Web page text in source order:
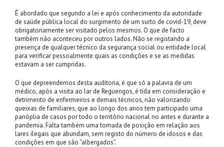
É abordado que segundo a lei e após conhecimento da autoridade
de saúde pública local do surgimento de um surto de covid-19, deve
obrigatoriamente ser visitado pelos mesmos. O que de facto
também não aconteceu por outros lados. Não se registando a
presença de qualquer técnico da segurança social ou entidade local
para verificar pessoalmente quais as condições e se as medidas
estavam a ser cumpridas.
O que depreendemos desta auditoria, é que só a palavra de um
médico, após a visita ao lar de Reguengos, é tida em consideração e
detrimento de enfermeiros e demais técnicos, não valorizando
queixas de familiares, que ao longo dos anos tem participado uma
panóplia de casos por todo o território nacional no antes e durante a
pandemia. Falta também uma tomada de posição em relação aos
lares ilegais que abundam, sem registo do número de idosos e das
condições em que são “albergados”.